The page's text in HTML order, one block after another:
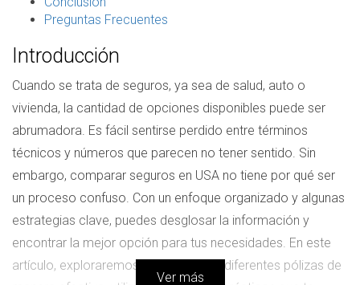
Preguntas Frecuentes
Introducción
Cuando se trata de seguros, ya sea de salud, auto o
vivienda, la cantidad de opciones disponibles puede ser
abrumadora. Es fácil sentirse perdido entre términos
técnicos y números que parecen no tener sentido. Sin
embargo, comparar seguros en USA no tiene por qué ser
un proceso confuso. Con un enfoque organizado y algunas
estrategias clave, puedes desglosar la información y
encontrar la mejor opción para tus necesidades. En este
artículo, exploraremos cómo evaluar diferentes pólizas de
Ver más